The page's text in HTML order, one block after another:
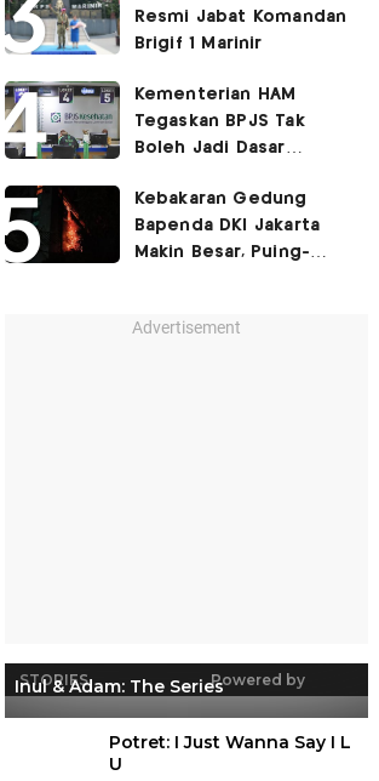
Resmi Jabat Komandan
Brigif 1 Marinir
Kementerian HAM
Tegaskan BPJS Tak
Boleh Jadi Dasar
Layanan Kesehatan
Kebakaran Gedung
Bapenda DKI Jakarta
Makin Besar, Puing-
Advertisement